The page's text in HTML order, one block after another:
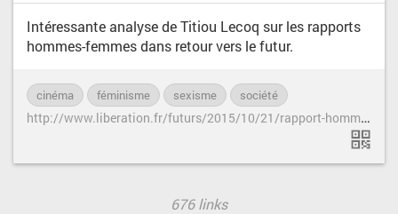
Intéressante analyse de Titiou Lecoq sur les rapports
hommes-femmes dans retour vers le futur.
cinéma féminisme sexisme société
h
ttp://www.liberation.fr/futurs/2015/10/21/rapport-hommes-femmes-et-si-retour-vers-le-futur-avait-ete-visionnaire_1407700
676 links